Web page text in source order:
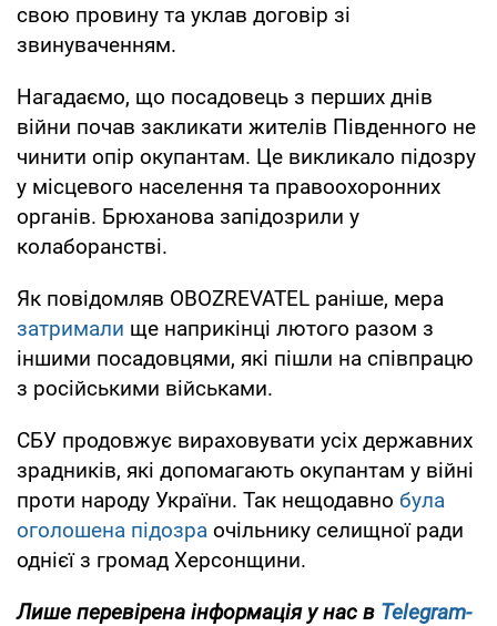
свою провину та уклав договір зі
звинуваченням.
Нагадаємо, що посадовець з перших днів
війни почав закликати жителів Південного не
чинити опір окупантам. Це викликало підозру
у місцевого населення та правоохоронних
органів. Брюханова запідозрили у
колаборанстві.
Як повідомляв OBOZREVATEL раніше, мера
затримали ще наприкінці лютого разом з
іншими посадовцями, які пішли на співпрацю
з російськими військами.
СБУ продовжує вираховувати усіх державних
зрадників, які допомагають окупантам у війні
проти народу України. Так нещодавно була
оголошена підозра очільнику селищної ради
однієї з громад Херсонщини.
Лише перевірена інформація у нас в Telegram-